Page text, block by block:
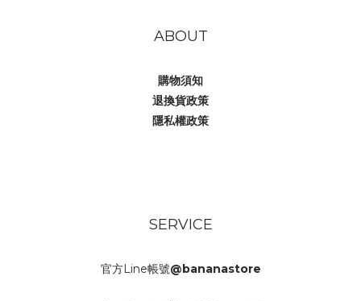
ABOUT
購物須知
退換貨政策
隱私權政策
SERVICE
官方Line帳號@bananastore